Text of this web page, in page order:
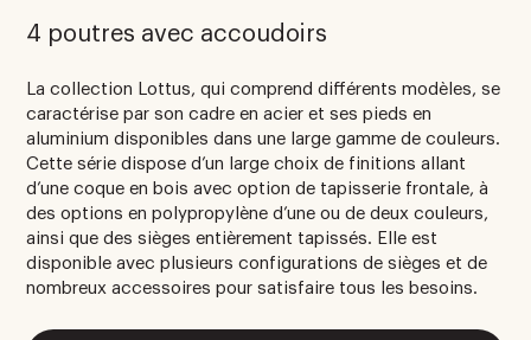
4 poutres avec accoudoirs
La collection Lottus, qui comprend différents modèles, se
caractérise par son cadre en acier et ses pieds en
aluminium disponibles dans une large gamme de couleurs.
Cette série dispose d’un large choix de finitions allant
d’une coque en bois avec option de tapisserie frontale, à
des options en polypropylène d’une ou de deux couleurs,
ainsi que des sièges entièrement tapissés. Elle est
disponible avec plusieurs configurations de sièges et de
nombreux accessoires pour satisfaire tous les besoins.